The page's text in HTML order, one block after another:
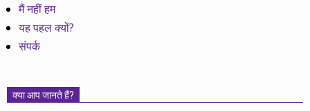
मैं नहीं हम
यह पहल क्यों?
संपर्क
क्या आप जानते हैं?